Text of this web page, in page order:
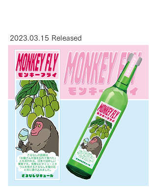
2023.03.15 Released